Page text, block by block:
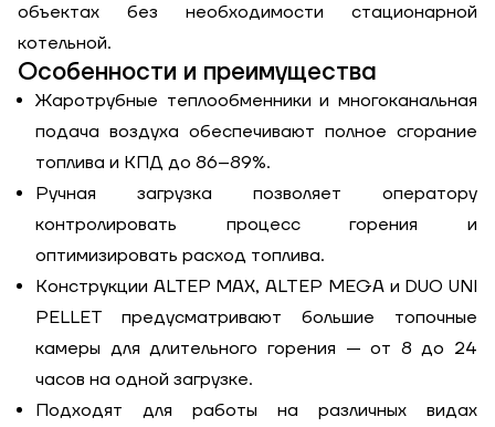
объектах без необходимости стационарной
котельной.
Особенности и преимущества
Жаротрубные теплообменники и многоканальная
подача воздуха обеспечивают полное сгорание
топлива и КПД до 86–89%.
Ручная загрузка позволяет оператору
контролировать процесс горения и
оптимизировать расход топлива.
Конструкции ALTEP MAX, ALTEP MEGA и DUO UNI
PELLET предусматривают большие топочные
камеры для длительного горения — от 8 до 24
часов на одной загрузке.
Подходят для работы на различных видах